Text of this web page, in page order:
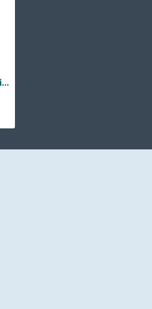
Двойна 5MP + 5MP Wi-Fi IP камера с два обектива Ezviz CS-H9c